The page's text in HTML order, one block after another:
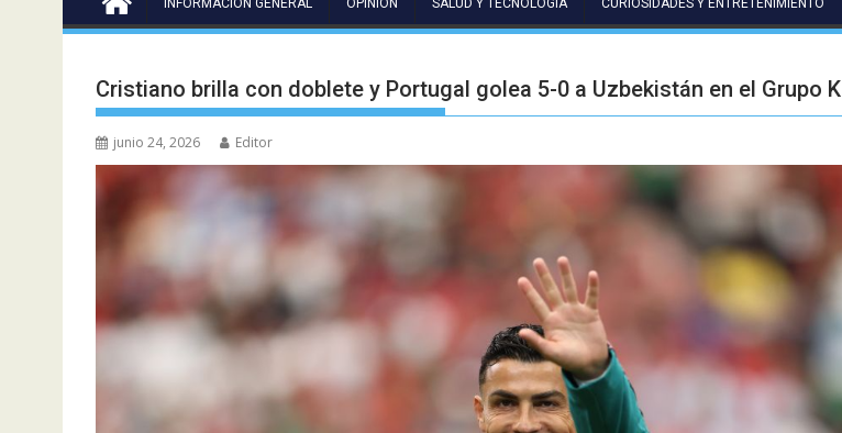
Cristiano brilla con doblete y Portugal golea 5-0 a Uzbekistán en el Grupo K
junio 24, 2026 Editor